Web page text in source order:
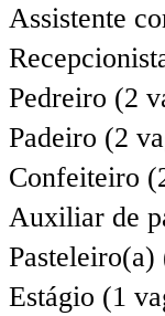
Assistente
Pedreiro (2
Padeiro (2
Confeiteiro
Auxiliar de
Pasteleiro(a)
Estágio (1